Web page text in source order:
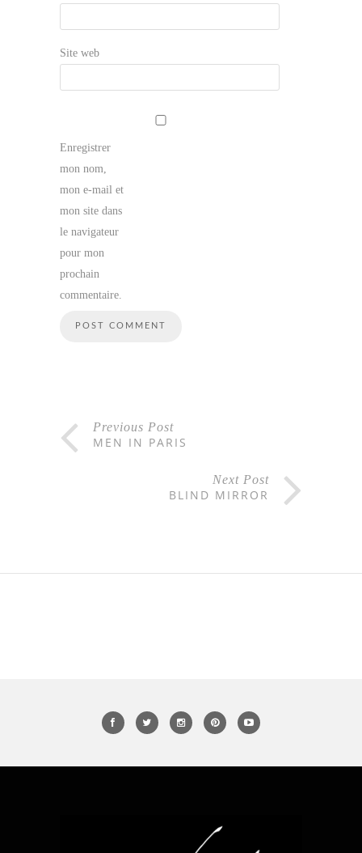
Site web
Enregistrer
mon nom,
mon e-mail et
mon site dans
le navigateur
pour mon
prochain
commentaire.
Previous Post
MEN IN PARIS
Next Post
BLIND MIRROR